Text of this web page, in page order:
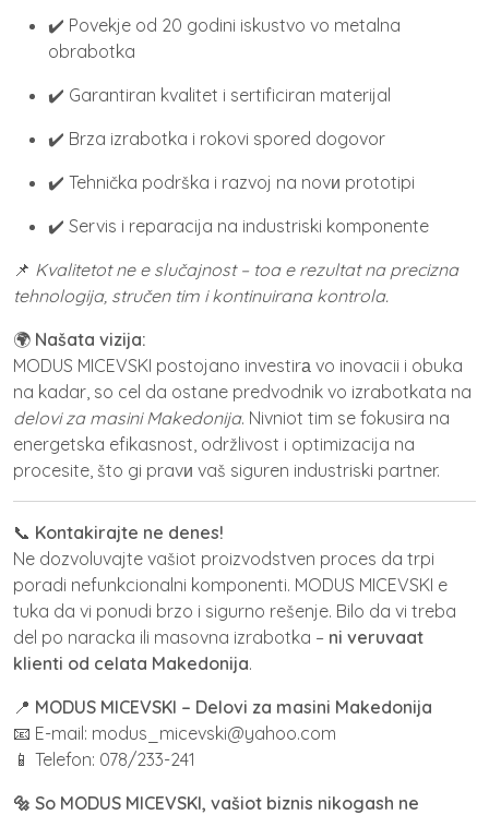
✔️ Povekje od 20 godini iskustvo vo metalna
obrabotka
✔️ Garantiran kvalitet i sertificiran materijal
✔️ Brza izrabotka i rokovi spored dogovor
✔️ Tehnička podrška i razvoj na novи prototipi
✔️ Servis i reparacija na industriski komponente
📌 Kvalitetot ne e slučajnost – toa e rezultat na precizna
tehnologija, stručen tim i kontinuirana kontrola.
🌍 Našata vizija:
MODUS MICEVSKI postojano investirа vo inovacii i obuka
na kadar, so cel da ostane predvodnik vo izrabotkata na
delovi za masini Makedonija. Nivniot tim se fokusira na
energetska efikasnost, održlivost i optimizacija na
procesite, što gi pravи vaš siguren industriski partner.
📞 Kontakirajte ne denes!
Ne dozvoluvajte vašiot proizvodstven proces da trpi
poradi nefunkcionalni komponenti. MODUS MICEVSKI e
tuka da vi ponudi brzo i sigurno rešenje. Bilo da vi treba
del po naracka ili masovna izrabotka – ni veruvaat
klienti od celata Makedonija.
📍 MODUS MICEVSKI – Delovi za masini Makedonija
📧 E-mail: modus_micevski@yahoo.com
📱 Telefon: 078/233-241
🔩 So MODUS MICEVSKI, vašiot biznis nikogash ne